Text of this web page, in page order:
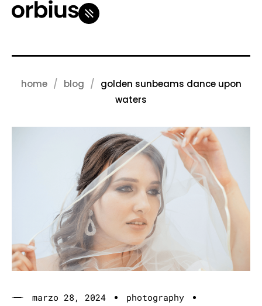
home blog
golden sunbeams dance upon
waters
marzo 28, 2024
photography